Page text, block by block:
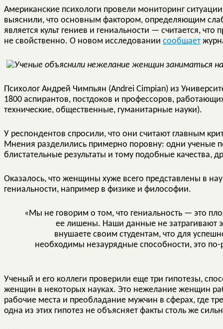
Американские психологи провели мониторинг
выяснили, что основным фактором, определяющим
является культ гениев и гениальности — считается,
не свойственно. О новом исследовании сообщает
Психолог Андрей Чимпьян (Andrei Cimpian) из
1800 аспирантов, постдоков и профессоров,
технические, общественные, гуманитарные науки).
У респондентов спросили, что они считают главным
Мнения разделились примерно поровну: одни ученые
блистательные результаты и тому подобные качества,
Оказалось, что женщины хуже всего представлены в
гениальности, например в физике и философии.
«Мы не говорим о том, что гениальность — это
ее лишены. Наши данные не затрагивают
внушаете своим студентам, что для
необходимы незаурядные способности, это
Ученый и его коллеги проверили еще три гипотезы,
женщин в некоторых науках. Это нежелание женщин
рабочие места и преобладание мужчин в сферах, где
одна из этих гипотез не объясняет факты столь же